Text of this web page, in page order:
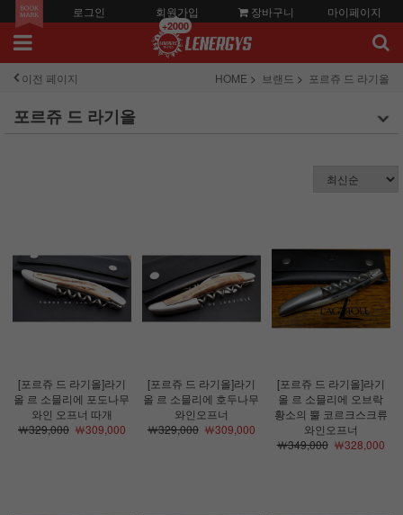
로그인 회원가입
+2000
장바구니 마이페이지
이전 페이지 HOME 브랜드 포르쥬 드 라기올
포르쥬 드 라기올
[포르쥬 드 라기올]라기
올 르 소믈리에 포도나무
와인 오프너 따개
￦329,000￦309,000
[포르쥬 드 라기올]라기
올 르 소믈리에 호두나무
와인오프너
￦329,000￦309,000
[포르쥬 드 라기올]라기
올 르 소믈리에 오브락
황소의 뿔 코르크스크류
와인오프너
￦349,000￦328,000